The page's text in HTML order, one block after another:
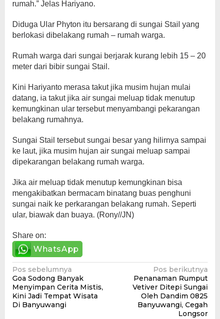
rumah.” Jelas Hariyano.
Diduga Ular Phyton itu bersarang di sungai Stail yang
berlokasi dibelakang rumah – rumah warga.
Rumah warga dari sungai berjarak kurang lebih 15 – 20
meter dari bibir sungai Stail.
Kini Hariyanto merasa takut jika musim hujan mulai
datang, ia takut jika air sungai meluap tidak menutup
kemungkinan ular tersebut menyambangi pekarangan
belakang rumahnya.
Sungai Stail tersebut sungai besar yang hilirnya sampai
ke laut, jika musim hujan air sungai meluap sampai
dipekarangan belakang rumah warga.
Jika air meluap tidak menutup kemungkinan bisa
mengakibatkan bermacam binatang buas penghuni
sungai naik ke perkarangan belakang rumah. Seperti
ular, biawak dan buaya. (Rony//JN)
Share on:
WhatsApp
Navigasi
pos
Pos sebelumnya
Goa Sodong Banyak
Menyimpan Cerita Mistis,
Kini Jadi Tempat Wisata
Di Banyuwangi
Pos berikutnya
Penanaman Rumput
Vetiver Ditepi Sungai
Oleh Dandim 0825
Banyuwangi, Cegah
Longsor